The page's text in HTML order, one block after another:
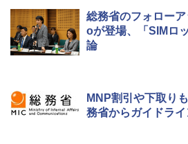
総務省のフォロー
oが登場、「SIMロ
論
MNP割引や下取り
務省からガイドライ